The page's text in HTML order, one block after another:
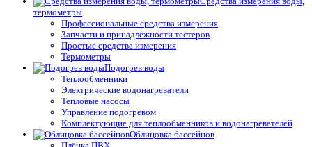
термометры
Профессиональные средства измерения
Запчасти и принадлежности тестеров
Простые средства измерения
Термометры
Подогрев воды
Теплообменники
Электрические водонагреватели
Тепловые насосы
Управление подогревом
Комплектующие для теплообменников и водонагревателей
Облицовка бассейнов